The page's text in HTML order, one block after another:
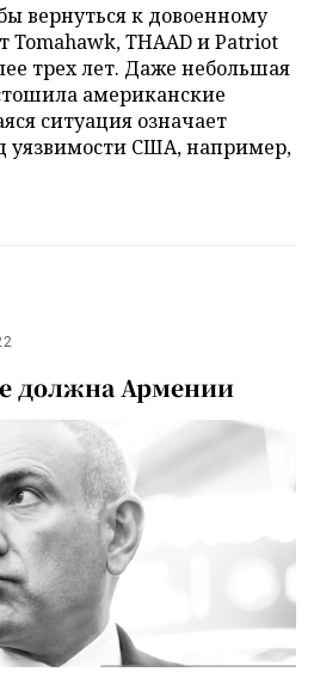
вернуться к довоенному
Tomahawk, THAAD и Patriot
трех лет. Даже небольшая
американские
ситуация означает
уязвимости США, например,
должна Армении